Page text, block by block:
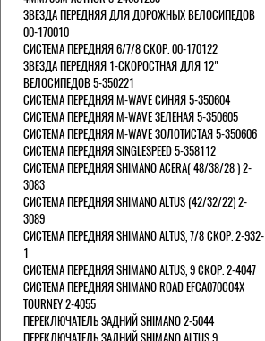
ЗВЕЗДА ПЕРЕДНЯЯ ДЛЯ ДОРОЖНЫХ ВЕЛОСИПЕДОВ
00-170010
СИСТЕМА ПЕРЕДНЯЯ 6/7/8 СКОР. 00-170122
ЗВЕЗДА ПЕРЕДНЯЯ 1-СКОРОСТНАЯ ДЛЯ 12"
ВЕЛОСИПЕДОВ 5-350221
СИСТЕМА ПЕРЕДНЯЯ M-WAVE СИНЯЯ 5-350604
СИСТЕМА ПЕРЕДНЯЯ M-WAVE ЗЕЛЕНАЯ 5-350605
СИСТЕМА ПЕРЕДНЯЯ M-WAVE ЗОЛОТИСТАЯ 5-350606
СИСТЕМА ПЕРЕДНЯЯ SINGLESPEED 5-358112
СИСТЕМА ПЕРЕДНЯЯ SHIMANO ACERA( 48/38/28 ) 2-
3083
СИСТЕМА ПЕРЕДНЯЯ SHIMANO ALTUS (42/32/22) 2-
3089
СИСТЕМА ПЕРЕДНЯЯ SHIMANO ALTUS, 7/8 СКОР. 2-932-
1
СИСТЕМА ПЕРЕДНЯЯ SHIMANO ALTUS, 9 СКОР. 2-4047
СИСТЕМА ПЕРЕДНЯЯ SHIMANO ROAD EFCA070C04X
TOURNEY 2-4055
ПЕРЕКЛЮЧАТЕЛЬ ЗАДНИЙ SHIMANO 2-5044
ПЕРЕКЛЮЧАТЕЛЬ ЗАДНИЙ SHIMANO ALTUS 9